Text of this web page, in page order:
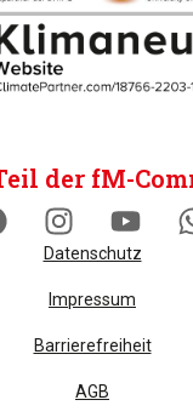
der fM-
Datenschutz
Impressum
Barrierefreiheit
AGB